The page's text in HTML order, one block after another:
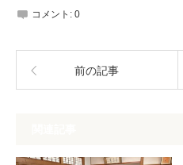
コメント: 0
前の記事